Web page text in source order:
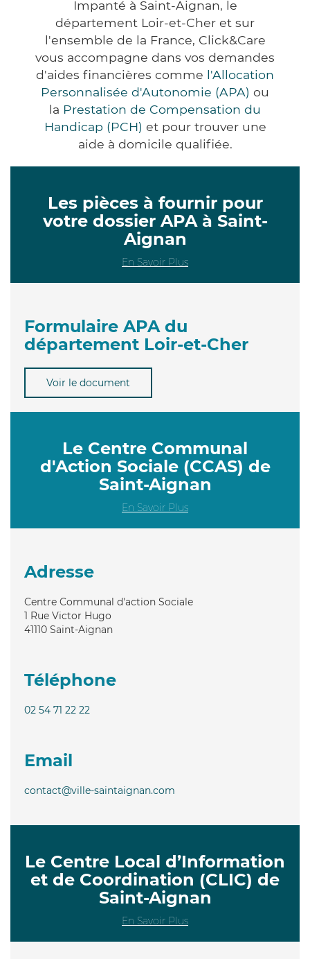
Impanté à Saint-Aignan, le
département Loir-et-Cher et sur
l'ensemble de la France, Click&Care
vous accompagne dans vos demandes
d'aides financières comme l'Allocation
Personnalisée d'Autonomie (APA) ou
la Prestation de Compensation du
Handicap (PCH) et pour trouver une
aide à domicile qualifiée.
Les pièces à fournir pour
votre dossier APA à Saint-
Aignan
En Savoir Plus
Formulaire APA du
département Loir-et-Cher
Voir le document
Le Centre Communal
d'Action Sociale (CCAS) de
Saint-Aignan
En Savoir Plus
Adresse
Centre Communal d'action Sociale
1 Rue Victor Hugo
41110 Saint-Aignan
Téléphone
02 54 71 22 22
Email
contact@ville-saintaignan.com
Le Centre Local d’Information
et de Coordination (CLIC) de
Saint-Aignan
En Savoir Plus